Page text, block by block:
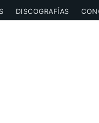
DISCOGRAFÍAS